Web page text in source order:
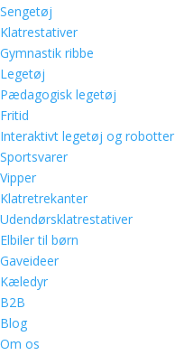
Sengetøj
Klatrestativer
Gymnastik ribbe
Legetøj
Pædagogisk legetøj
Fritid
Interaktivt legetøj og robotter
Sportsvarer
Vipper
Klatretrekanter
Udendørsklatrestativer
Elbiler til børn
Gaveideer
Kæledyr
B2B
Blog
Om os